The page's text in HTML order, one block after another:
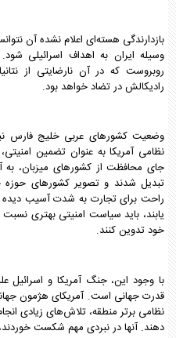
بازدارندگی هسته‌ای اعلام نشده‌ آن
وسیله ایران به اهداف اسرائیلی شود.
روبروست که در آن نارضایتی از
رادیکالش در تضاد خواهد بود.
وضعیت کشورهای عربی خلیج فارس
نظامی آمریکا به عنوان تضمین امنیتی،
جای محافظت از کشورهای میزبان، به
تبدیل شدند و تصویر کشورهای
راحت برای تجارت به شدت آسیب دیده
یابند، باید سیاست امنیتی بهتری
خود تدوین کنند.
با وجود این، جنگ آمریکا و اسرائیل
قدرت جهانی است. آمریکای هژمون
نظامی برتر منطقه، تلاش‌های زیادی
دهند. آنها در نبردی مهم شکست